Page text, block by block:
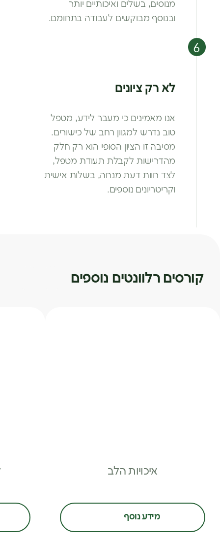
מנוסים, בשלים ואיכותיים יותר
ובנוסף מבוקשים לעבודה בתחומם.
לא רק ציונים
אנו מאמינים כי מעבר לידע, מטפל
טוב נדרש למגוון רחב של כישורים.
מסיבה זו הציון הסופי הוא רק חלק
מהדרישות לקבלת תעודת מטפל,
לצד חוות דעתמנחה, בשלות אישית
וקריטריונים נוספים.
קורסים רלוונטים נוספים
איכויות הלב
מידע נוסף